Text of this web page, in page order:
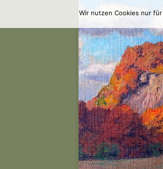
Zum Inhalt springen
Wir nutzen Cookies nur